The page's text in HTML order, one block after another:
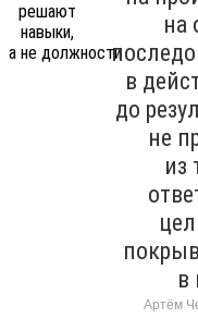
на
в
до
не
из
в
Артём